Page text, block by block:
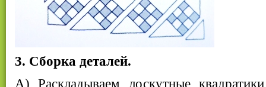
3. Сборка деталей.
А) Раскладываем лоскутные